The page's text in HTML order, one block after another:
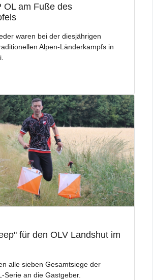
OL am Fuße des
waren bei der diesjährigen
Alpen-Länderkampfs in
für den OLV Landshut im
alle sieben Gesamtsiege der
Serie an die Gastgeber.